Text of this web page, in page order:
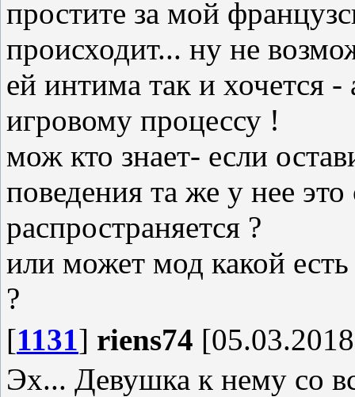
простите за мой
происходит... ну не
ей интима так и хочется
игровому процессу !
мож кто знает- если
поведения та же у нее
распространяется ?
или может мод какой
?
[1131] riens74
Эх... Девушка к нему со